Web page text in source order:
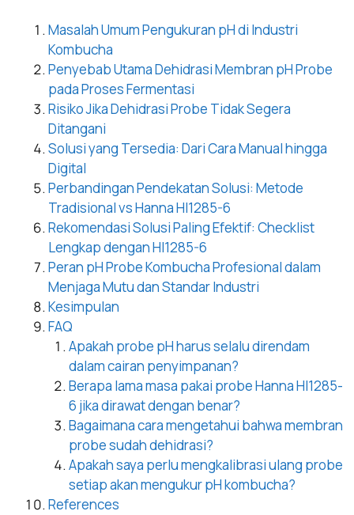
Masalah Umum Pengukuran pH di Industri
Kombucha
Penyebab Utama Dehidrasi Membran pH Probe
pada Proses Fermentasi
Risiko Jika Dehidrasi Probe Tidak Segera
Ditangani
Solusi yang Tersedia: Dari Cara Manual hingga
Digital
Perbandingan Pendekatan Solusi: Metode
Tradisional vs Hanna HI1285-6
Rekomendasi Solusi Paling Efektif: Checklist
Lengkap dengan HI1285-6
Peran pH Probe Kombucha Profesional dalam
Menjaga Mutu dan Standar Industri
Kesimpulan
FAQ
Apakah probe pH harus selalu direndam
dalam cairan penyimpanan?
Berapa lama masa pakai probe Hanna HI1285-
6 jika dirawat dengan benar?
Bagaimana cara mengetahui bahwa membran
probe sudah dehidrasi?
Apakah saya perlu mengkalibrasi ulang probe
setiap akan mengukur pH kombucha?
References